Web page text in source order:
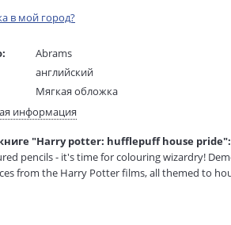
в мой город?
Abrams
английский
Мягкая обложка
220x280x10
1 гр.
информация
"Harry potter: hufflepuff house pride":
pencils - it's time for colouring wizardry!
from the Harry Potter films, all themed to